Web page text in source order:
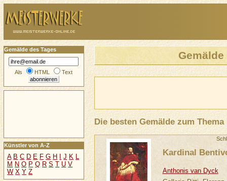
Die besten Gemälde zum Thema
Kardinal
Anthonis van Dyck
Gemälde des Tages
Als HTML Text
Künstler von A-Z
A B C D E F G H J K L
M N O P Q R S T U V
W X Y Z